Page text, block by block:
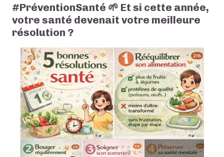
#PréventionSanté 🌱 Et si cette année,
votre santé devenait votre meilleure
résolution ?